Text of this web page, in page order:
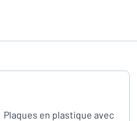
Plaques en plastique avec